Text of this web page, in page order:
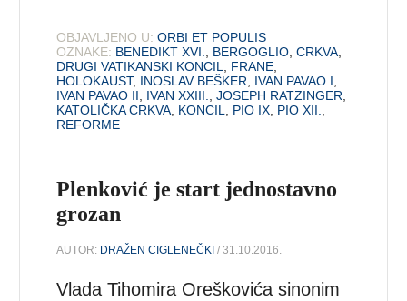
OBJAVLJENO U: ORBI ET POPULIS
OZNAKE: BENEDIKT XVI. BERGOGLIO ,CRKVA
DRUGI VATIKANSKI KONCIL
FRANE
HOLOKAUST, INOSLAV BEŠKER IVAN PAVAO I
IVAN PAVAO II
IVAN XXIII. ,JOSEPH RATZINGER
KATOLIČKA CRKVA KONCIL PIO IX PIO XII.
REFORME
Plenković je start jednostavno
grozan
AUTOR: DRAŽEN CIGLENEČKI / 31.10.2016.
Vlada Tihomira Oreškovića sinonim